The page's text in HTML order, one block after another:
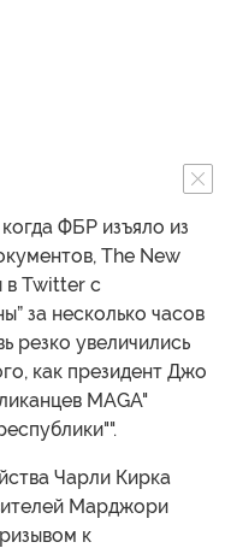
ФБР изъяло из
The New
в Twitter с
за несколько часов
резко увеличились
как президент Джо
MAGA"
Чарли Кирка
Марджори
к